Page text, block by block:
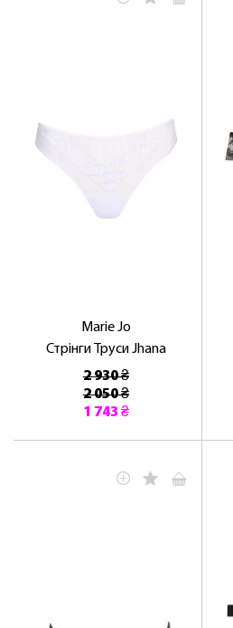
Marie Jo
Стрінги Труси Jhana
2 930 ₴
2 050 ₴
1 743 ₴